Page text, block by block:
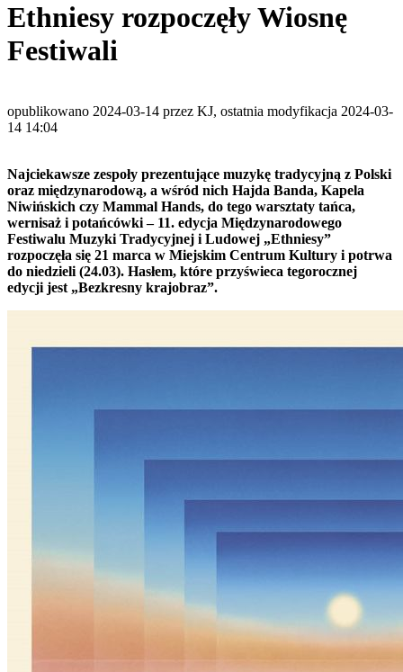
Ethniesy rozpoczęły Wiosnę
Festiwali
opublikowano 2024-03-14 przez KJ, ostatnia modyfikacja 2024-03-
14 14:04
Najciekawsze zespoły prezentujące muzykę tradycyjną z Polski
oraz międzynarodową, a wśród nich Hajda Banda, Kapela
Niwińskich czy Mammal Hands, do tego warsztaty tańca,
wernisaż i potańcówki – 11. edycja Międzynarodowego
Festiwalu Muzyki Tradycyjnej i Ludowej „Ethniesy”
rozpoczęła się 21 marca w Miejskim Centrum Kultury i potrwa
do niedzieli (24.03). Hasłem, które przyświeca tegorocznej
edycji jest „Bezkresny krajobraz”.